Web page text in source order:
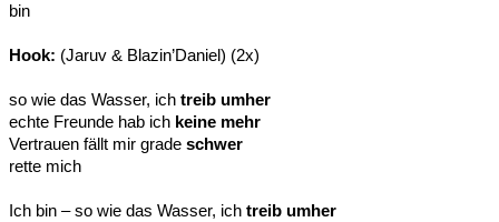
bin
Hook: (Jaruv & Blazin’Daniel) (2x)
so wie das Wasser, ich treib umher
echte Freunde hab ich keine mehr
Vertrauen fällt mir grade schwer
rette mich
Ich bin – so wie das Wasser, ich treib umher